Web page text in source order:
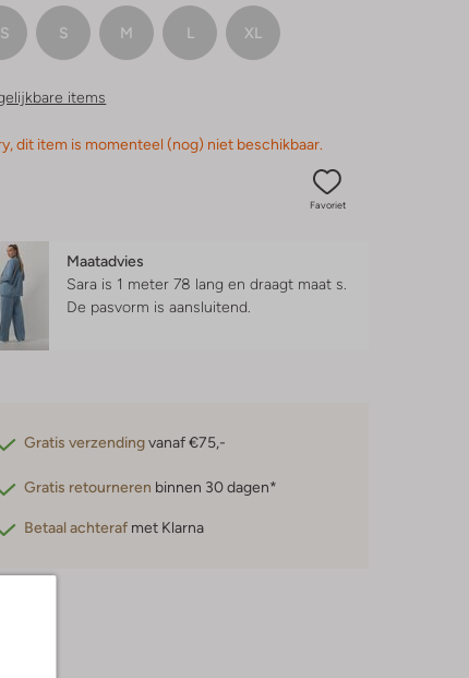
S M L XL
items
dit item is momenteel (nog) niet beschikbaar.
Favoriet
Maatadvies
Sara is 1 meter 78 lang en draagt maat s.
De pasvorm isaansluitend
Gratis verzendingvanaf €75,-
Gratis retourneren binnen 30 dagen*
Betaal achteraf met Klarna